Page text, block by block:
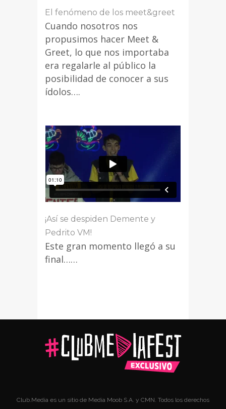
El fenómeno de los meet&greet
Cuando nosotros nos
propusimos hacer Meet &
Greet, lo que nos importaba
era regalarle al público la
posibilidad de conocer a sus
ídolos….
¡Así se despiden Demente y
Pedrito VM!
Este gran momento llegó a su
final……
Club.Media es un sitio de Media Moob S.A. y CMN. Todos los derechos